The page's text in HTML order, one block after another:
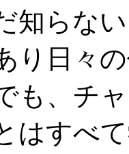
知らな
り日々
も、チ
はすべ